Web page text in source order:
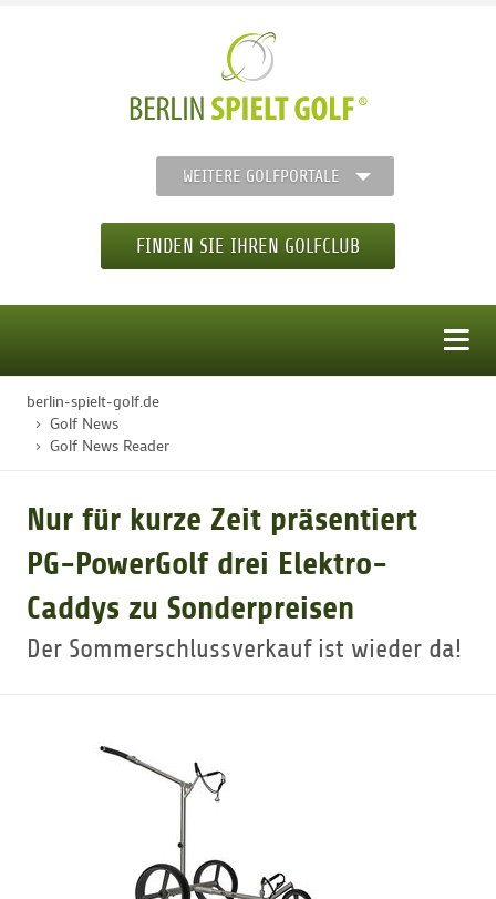
WEITERE GOLFPORTALE
FINDEN SIE IHREN GOLFCLUB
STARTSEITE
GOLFTURNIERE
GOLF CARD
berlin-spielt-golf.de
Golf News
Golf News Reader
Nur für kurze Zeit präsentiert
PG-PowerGolf drei Elektro-
Caddys zu Sonderpreisen
Der Sommerschlussverkauf ist wieder da!